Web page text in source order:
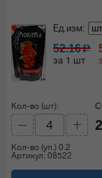
Ед.изм:
52.16c
за 1 шт
Кол-во (шт):
Кол-во (уп.) 0.2
Артикул: 08522